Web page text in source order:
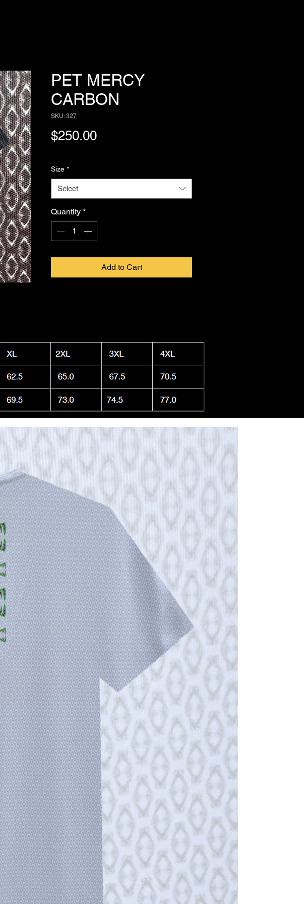
PET MERCY
CARBON
SKU: 327
$250.00Price
Size *
Select
Quantity *
Add to Cart